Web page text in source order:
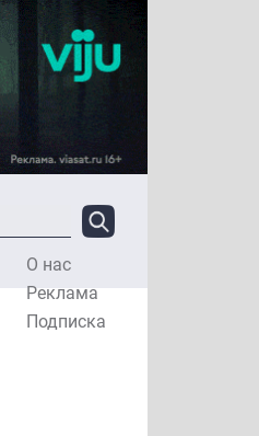
О нас
Реклама
Подписка